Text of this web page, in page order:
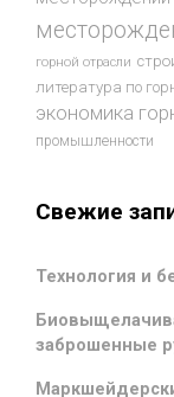
горной отрасли
литература по
экономика
промышленности
Свежие
Технология и
заброшенные